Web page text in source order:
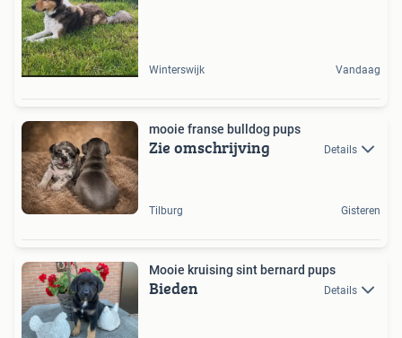
Winterswijk Vandaag
mooie franse bulldog pups
Zie omschrijving Details
Tilburg Gisteren
Mooie kruising sint bernard pups
Bieden Details